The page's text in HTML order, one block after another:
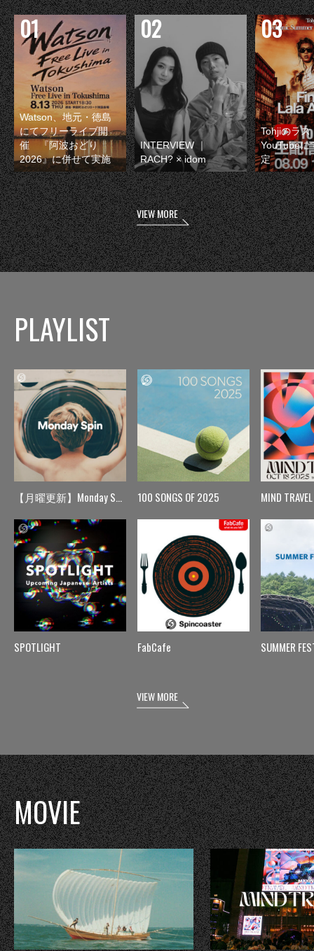
Watson、地元・徳島
にてフリーライブ開
催 『阿波おどり
2026』に併せて実施
INTERVIEW ｜
RACH? × idom
Tohjiのラス
YouTubeに
定
VIEW MORE
PLAYLIST
【月曜更新】Monday Spin
SPOTLIGHT
100 SONGS OF 2025
FabCafe
MIND TRAVEL
SUMMER
VIEW MORE
MOVIE